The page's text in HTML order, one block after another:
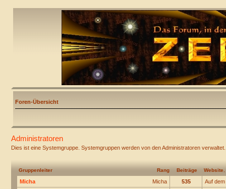
Foren-Übersicht
Administratoren
Dies ist eine Systemgruppe. Systemgruppen werden von den Administratoren verwaltet.
Rang
Gruppenleiter Beiträge Website
Micha
Micha 535
Auf